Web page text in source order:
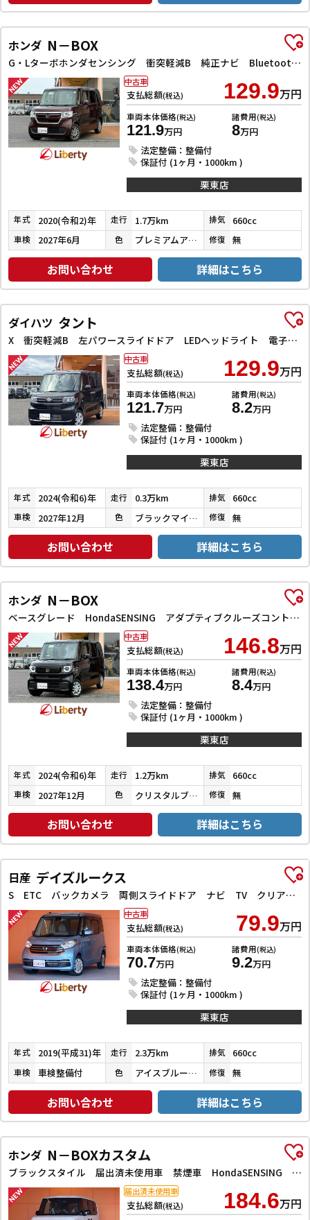
ホンダ N－BOX
G・Lターボホンダセンシング 衝突軽減B 純正ナビ Bluetooth対応 Bカメラ ビルドインETC 両側自動ドア LEDヘッドライト アダプティブクルーズコントロール スマートキー プッシュスタート 前席シートヒーター
支払総額(税込) 129.9万円
車両本体価格(税込)
121.9万円
諸費用(税込)
8万円
法定整備：整備付
保証付 (1ヶ月・1000km )
中古車
栗東店
年式 2020(令和2)年 走行 1.7万km 排気 660cc
車検 2027年6月 色 プレミアムアガットブラウンパール 修復 無
お問い合わせ 詳細はこちら
ダイハツ タント
X 衝突軽減B 左パワースライドドア LEDヘッドライト 電子パーキング 前席シートヒーター スマートキー プッシュスタート アイドリングストップ 障害物センサー オートエアコン 電動格納ミラー
支払総額(税込) 129.9万円
車両本体価格(税込)
121.7万円
諸費用(税込)
8.2万円
法定整備：整備付
保証付 (1ヶ月・1000km )
中古車
栗東店
年式 2024(令和6)年 走行 0.3万km 排気 660cc
車検 2027年12月 色 ブラックマイカメタリック 修復 無
お問い合わせ 詳細はこちら
ホンダ N－BOX
ベースグレード HondaSENSING アダプティブクルーズコントロール 左パワースライドドア 電子パーキング LEDヘッドライト スマートキー プッシュスタート 社外オーディオ オートエアコン
支払総額(税込) 146.8万円
車両本体価格(税込)
138.4万円
諸費用(税込)
8.4万円
法定整備：整備付
保証付 (1ヶ月・1000km )
中古車
栗東店
年式 2024(令和6)年 走行 1.2万km 排気 660cc
車検 2027年12月 色 クリスタルブラックパール 修復 無
お問い合わせ 詳細はこちら
日産 デイズルークス
S ETC バックカメラ 両側スライドドア ナビ TV クリアランスソナー 衝突被害軽減システム キーレスエントリー アイドリングストップ 電動格納ミラー ベンチシート CVT ABS
支払総額(税込) 79.9万円
車両本体価格(税込)
70.7万円
諸費用(税込)
9.2万円
法定整備：整備付
保証付 (1ヶ月・1000km )
中古車
栗東店
年式 2019(平成31)年 走行 2.3万km 排気 660cc
車検 車検整備付 色 アイスブルーチタンメタリック 修復 無
お問い合わせ 詳細はこちら
ホンダ N－BOXカスタム
ブラックスタイル 届出済未使用車 禁煙車 HondaSENSING 両側自動ドア 電子パーキング 革巻きステアリング 前席シートヒーター LEDヘッドライト フォグライト アダプティブクルーズコントロール スマートキー
支払総額(税込) 184.6万円
届出済未使用車